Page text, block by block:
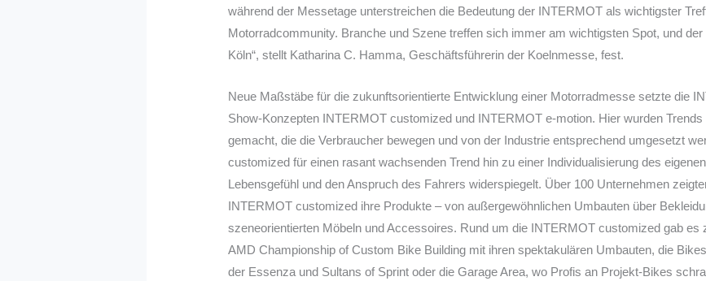
während der Messetage unterstreichen die Bedeutung der INTERMOT als wichtigster
Motorradcommunity. Branche und Szene treffen sich immer am wichtigsten Spot, und
Köln“, stellt Katharina C. Hamma, Geschäftsführerin der Koelnmesse, fest.
Neue Maßstäbe für die zukunftsorientierte Entwicklung einer Motorradmesse setzte die
Show-Konzepten INTERMOT customized und INTERMOT e-motion. Hier wurden
gemacht, die die Verbraucher bewegen und von der Industrie entsprechend umgesetzt
customized für einen rasant wachsenden Trend hin zu einer Individualisierung des
Lebensgefühl und den Anspruch des Fahrers widerspiegelt. Über 100 Unternehmen
INTERMOT customized ihre Produkte – von außergewöhnlichen Umbauten über
szeneorientierten Möbeln und Accessoires. Rund um die INTERMOT customized gab es
AMD Championship of Custom Bike Building mit ihren spektakulären Umbauten, die
der Essenza und Sultans of Sprint oder die Garage Area, wo Profis an Projekt-Bikes